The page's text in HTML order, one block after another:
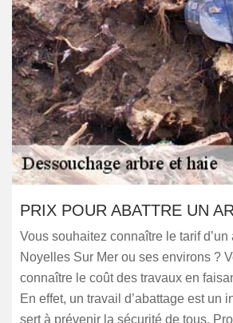
PRIX POUR ABATTRE UN
Vous souhaitez connaître le tarif d’un
Noyelles Sur Mer ou ses environs ?
connaître le coût des travaux en
En effet, un travail d’abattage est un
sert à prévenir la sécurité de tous.